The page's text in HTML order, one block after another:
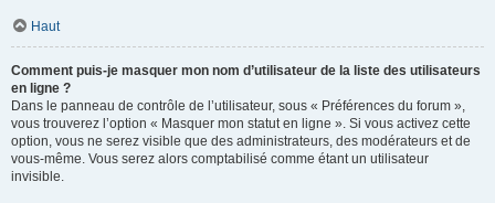
Haut
Comment puis-je masquer mon nom d’utilisateur de la liste des utilisateurs
en ligne ?
Dans le panneau de contrôle de l’utilisateur, sous « Préférences du forum »,
vous trouverez l’option « Masquer mon statut en ligne ». Si vous activez cette
option, vous ne serez visible que des administrateurs, des modérateurs et de
vous-même. Vous serez alors comptabilisé comme étant un utilisateur
invisible.